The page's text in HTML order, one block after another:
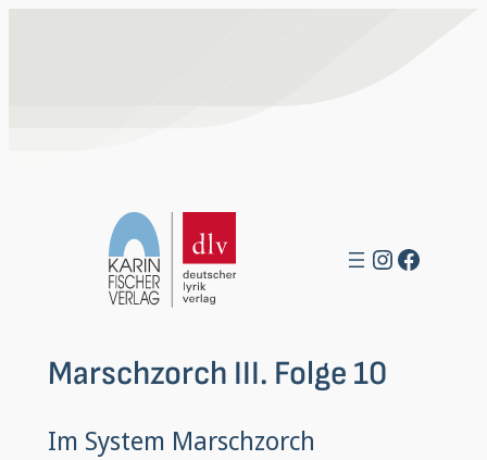
Marschzorch III. Folge 10
Im System Marschzorch